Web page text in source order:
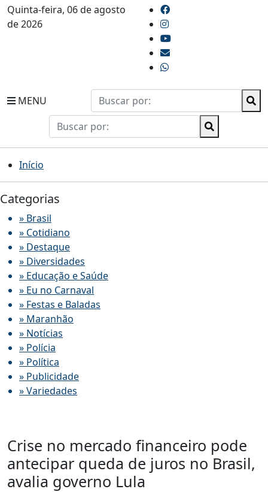
Quinta-feira, 06 de agosto
de 2026
MENU
Início
Categorias
» Brasil
» Cotidiano
» Destaque
» Diversidades
» Educação e Saúde
» Eu no Carnaval
» Festas e Baladas
» Maranhão
» Notícias
» Polícia
» Política
» Publicidade
» Variedades
Crise no mercado financeiro pode
antecipar queda de juros no Brasil,
avalia governo Lula